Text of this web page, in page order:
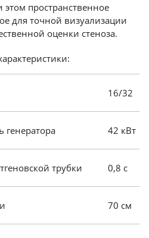
этом пространственное
для точной визуализации
оценки стеноза.
16/32
42 кВт
трубки 0,8 с
70 см